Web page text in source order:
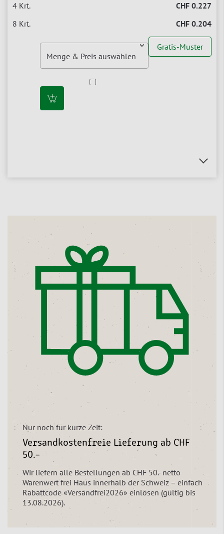
CHF 0.227
CHF 0.204
Gratis-Muster
Nur noch für kurze Zeit:
Versandkostenfreie Lieferung ab CHF
50.–
Wir liefern alle Bestellungen ab CHF 50.- netto
Warenwert frei Haus innerhalb der Schweiz – einfach
Rabattcode «Versandfrei2026» einlösen (gültig bis
13.08.2026).